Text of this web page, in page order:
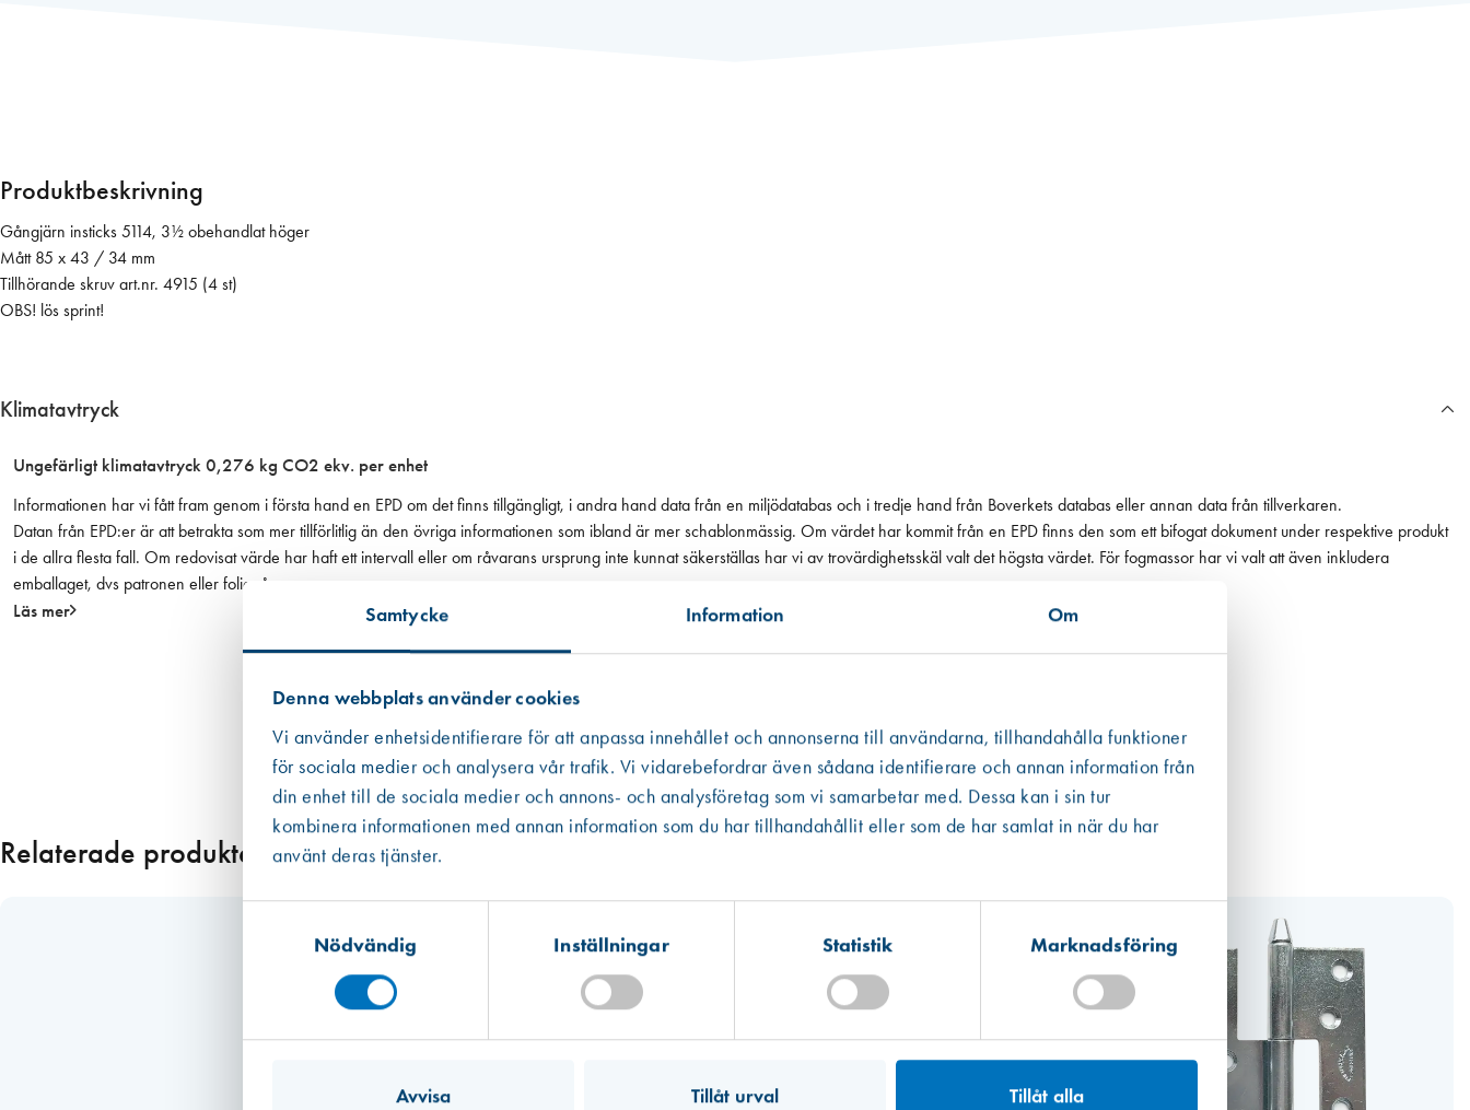
Samtycke Information Om
Denna webbplats använder cookies
Vi använder enhetsidentifierare för att anpassa innehållet och annonserna till användarna, tillhandahålla funktioner
för sociala medier och analysera vår trafik. Vi vidarebefordrar även sådana identifierare och annan information från
din enhet till de sociala medier och annons- och analysföretag som vi samarbetar med. Dessa kan i sin tur
kombinera informationen med annan information som du har tillhandahållit eller som de har samlat in när du har
använt deras tjänster.
Nödvändig
Inställningar Statistik Marknadsföring
Avvisa Tillåt urval Tillåt alla
c
k
s
5
1
3
o
b
h
a
d
m
Klimatavtryck
Ungefärligt klimatavtryck 0,276 kg CO2 ekv. per enhet
Informationen har vi fått fram genom i första hand en EPD om det finns tillgängligt, i andra hand data från en miljödatabas och i tredje hand från Boverkets databas eller annan data från tillverkaren.
Datan från EPD:er är att betrakta som mer tillförlitlig än den övriga informationen som ibland är mer schablonmässig. Om värdet har kommit från en EPD finns den som ett bifogat dokument under respektive produkt
i de allra flesta fall. Om redovisat värde har haft ett intervall eller om råvarans ursprung inte kunnat säkerställas har vi av trovärdighetsskäl valt det högsta värdet. För fogmassor har vi valt att även inkludera
emballaget, dvs patronen eller foliepåsen.
Läs mer
Produktbeskrivning
Gångjärn insticks 5114, 3½ obehandlat höger
Mått 85 x 43 / 34 mm
Tillhörande skruv art.nr. 4915 (4 st)
OBS! lös sprint!
Relaterade produkter
Västberga
Finns i lager (11 st)
Hitta hit
Hitta hit
Mullsjö (lager)
Finns i lager (8 st)
Hitta hit